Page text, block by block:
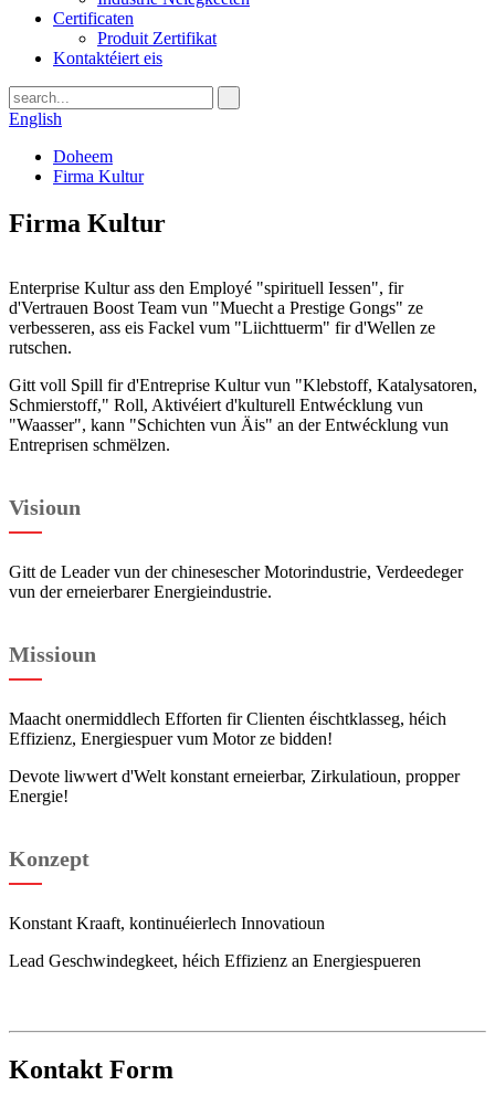
Certificaten
Produit Zertifikat
Kontaktéiert eis
English
Doheem
Firma Kultur
Firma Kultur
Enterprise Kultur ass den Employé "spirituell Iessen", fir
d'Vertrauen Boost Team vun "Muecht a Prestige Gongs" ze
verbesseren, ass eis Fackel vum "Liichttuerm" fir d'Wellen ze
rutschen.
Gitt voll Spill fir d'Entreprise Kultur vun "Klebstoff, Katalysatoren,
Schmierstoff," Roll, Aktivéiert d'kulturell Entwécklung vun
"Waasser", kann "Schichten vun Äis" an der Entwécklung vun
Entreprisen schmëlzen.
Visioun
Gitt de Leader vun der chinesescher Motorindustrie, Verdeedeger
vun der erneierbarer Energieindustrie.
Missioun
Maacht onermiddlech Efforten fir Clienten éischtklasseg, héich
Effizienz, Energiespuer vum Motor ze bidden!
Devote liwwert d'Welt konstant erneierbar, Zirkulatioun, propper
Energie!
Konzept
Konstant Kraaft, kontinuéierlech Innovatioun
Lead Geschwindegkeet, héich Effizienz an Energiespueren
Kontakt Form